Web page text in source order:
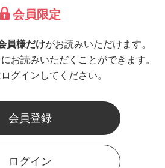
会員限定
員様だけがお読みいただけます。
お読みいただくことができます。
グインしてください。
会員登録
ログイン